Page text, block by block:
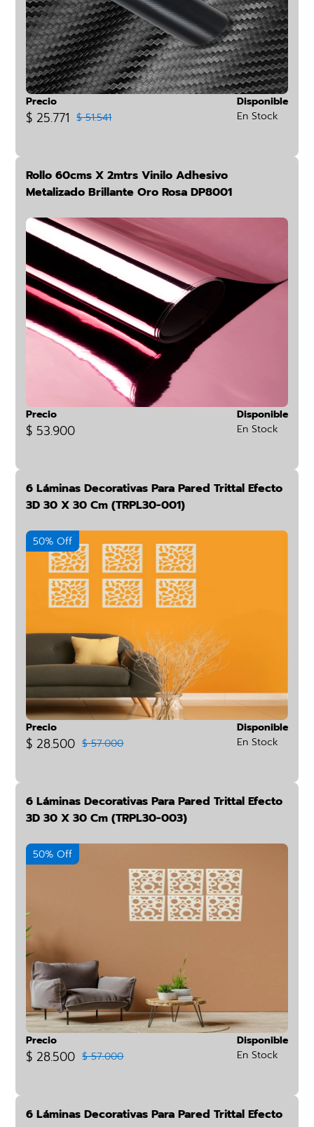
Precio
$ 25.771 $ 51.541
Disponible
En Stock
Rollo 60cms X 2mtrs Vinilo Adhesivo
Metalizado Brillante Oro Rosa DP8001
Precio
$ 53.900
Disponible
En Stock
6 Láminas Decorativas Para Pared Trittal Efecto
3D 30 X 30 Cm (TRPL30-001)
50% Off
Precio
$ 28.500 $ 57.000
Disponible
En Stock
6 Láminas Decorativas Para Pared Trittal Efecto
3D 30 X 30 Cm (TRPL30-003)
50% Off
Precio
$ 28.500 $ 57.000
Disponible
En Stock
6 Láminas Decorativas Para Pared Trittal Efecto